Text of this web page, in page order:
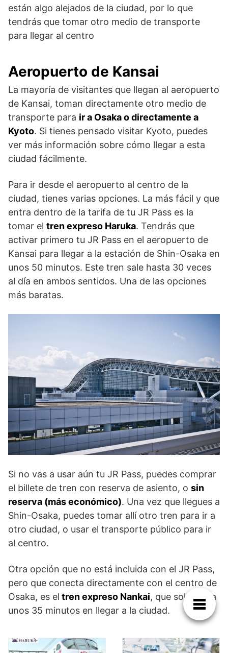
están algo alejados de la ciudad, por lo que
tendrás que tomar otro medio de transporte
para llegar al centro
Aeropuerto de Kansai
La mayoría de visitantes que llegan al aeropuerto
de Kansai, toman directamente otro medio de
transporte para ir a Osaka o directamente a
Kyoto. Si tienes pensado visitar Kyoto, puedes
ver más información sobre cómo llegar a esta
ciudad fácilmente.
Para ir desde el aeropuerto al centro de la
ciudad, tienes varias opciones. La más fácil y que
entra dentro de la tarifa de tu JR Pass es la
tomar el tren expreso Haruka. Tendrás que
activar primero tu JR Pass en el aeropuerto de
Kansai para llegar a la estación de Shin-Osaka en
unos 50 minutos. Este tren sale hasta 30 veces
al día en ambos sentidos. Una de las opciones
más baratas.
Si no vas a usar aún tu JR Pass, puedes comprar
el billete de tren con reserva de asiento, o sin
reserva (más económico). Una vez que llegues a
Shin-Osaka, puedes tomar allí otro tren para ir a
otro ciudad, o usar el transporte público para ir
al centro.
Otra opción que no está incluida con el JR Pass,
pero que conecta directamente con el centro de
Osaka, es el tren expreso Nankai, que solo toma
unos 35 minutos en llegar a la ciudad.